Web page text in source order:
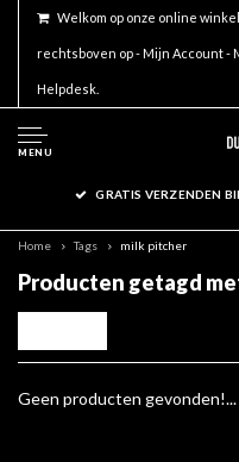
Welkom op onze online
rechtsboven op - Mijn Account -
Helpdesk.
MENU
GRATIS VERZENDEN
Home Tags milk pitcher
Producten getagd
Geen producten gevonden!...